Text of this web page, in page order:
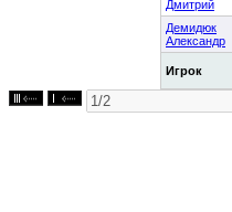
Игрок
Дмитрий
Демидюк
Александр